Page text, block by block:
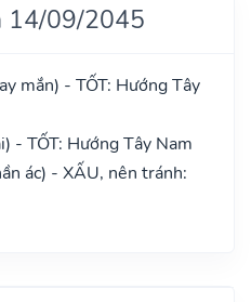
14/09/2045
mắn) - TỐT: Hướng Tây
- TỐT: Hướng Tây Nam
ác) - XẤU, nên tránh: